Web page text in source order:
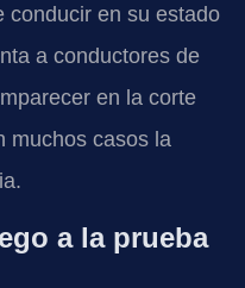
conducir en su estado
a conductores de
en la corte
muchos casos la
a la prueba